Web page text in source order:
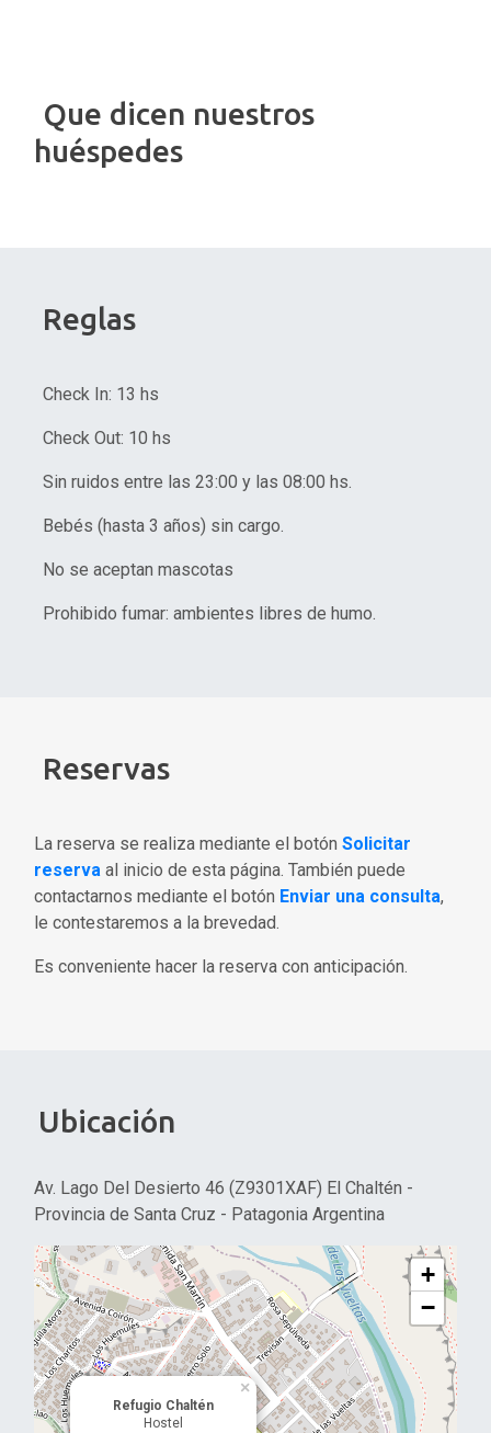
Que dicen nuestros
huéspedes
Reglas
Check In: 13 hs
Check Out: 10 hs
Sin ruidos entre las 23:00 y las 08:00 hs.
Bebés (hasta 3 años) sin cargo.
No se aceptan mascotas
Prohibido fumar: ambientes libres de humo.
Reservas
La reserva se realiza mediante el botón Solicitar
reserva al inicio de esta página. También puede
contactarnos mediante el botón Enviar una consulta,
le contestaremos a la brevedad.
Es conveniente hacer la reserva con anticipación.
Ubicación
Av. Lago Del Desierto 46 (Z9301XAF) El Chaltén -
Provincia de Santa Cruz - Patagonia Argentina
Refugio Chaltén
Hostel
×
+
−